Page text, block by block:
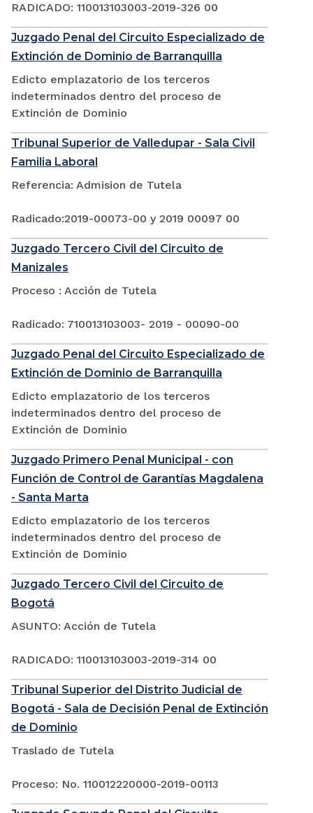
RADICADO: 110013103003-2019-326 00
Juzgado Penal del Circuito Especializado de
Extinción de Dominio de Barranquilla
Edicto emplazatorio de los terceros
indeterminados dentro del proceso de
Extinción de Dominio
Tribunal Superior de Valledupar - Sala Civil
Familia Laboral
Referencia: Admision de Tutela
Radicado:2019-00073-00 y 2019 00097 00
Juzgado Tercero Civil del Circuito de
Manizales
Proceso : Acción de Tutela
Radicado: 710013103003- 2019 - 00090-00
Juzgado Penal del Circuito Especializado de
Extinción de Dominio de Barranquilla
Edicto emplazatorio de los terceros
indeterminados dentro del proceso de
Extinción de Dominio
Juzgado Primero Penal Municipal - con
Función de Control de Garantías Magdalena
- Santa Marta
Edicto emplazatorio de los terceros
indeterminados dentro del proceso de
Extinción de Dominio
Juzgado Tercero Civil del Circuito de
Bogotá
ASUNTO: Acción de Tutela
RADICADO: 110013103003-2019-314 00
Tribunal Superior del Distrito Judicial de
Bogotá - Sala de Decisión Penal de Extinción
de Dominio
Traslado de Tutela
Proceso: No. 110012220000-2019-00113